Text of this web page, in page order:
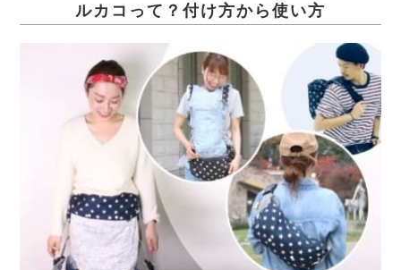
ルカコって？付け方から使い方